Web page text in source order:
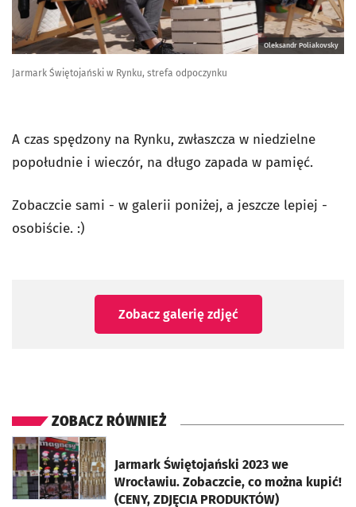
Oleksandr Poliakovsky
Jarmark Świętojański w Rynku, strefa odpoczynku
A czas spędzony na Rynku, zwłaszcza w niedzielne
popołudnie i wieczór, na długo zapada w pamięć.
Zobaczcie sami - w galerii poniżej, a jeszcze lepiej -
osobiście. :)
Zobacz galerię zdjęć
ZOBACZ RÓWNIEŻ
Jarmark Świętojański 2023 we
Wrocławiu. Zobaczcie, co można kupić!
(CENY, ZDJĘCIA PRODUKTÓW)
otworzy się w nowej karcie